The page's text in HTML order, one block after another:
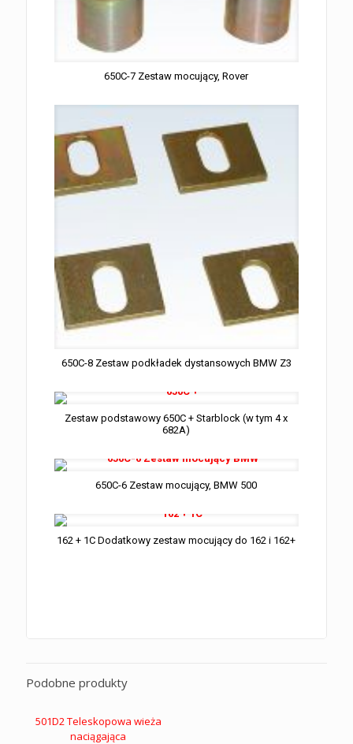
650C-7 Zestaw mocujący, Rover
650C-8 Zestaw podkładek dystansowych BMW Z3
Zestaw podstawowy 650C + Starblock (w tym 4 x
682A)
650C-6 Zestaw mocujący, BMW 500
162 + 1C Dodatkowy zestaw mocujący do 162 i 162+
Podobne produkty
501D2 Teleskopowa wieża
naciągająca